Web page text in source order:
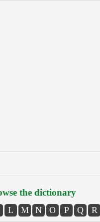
the dictionary
L M N O P Q R